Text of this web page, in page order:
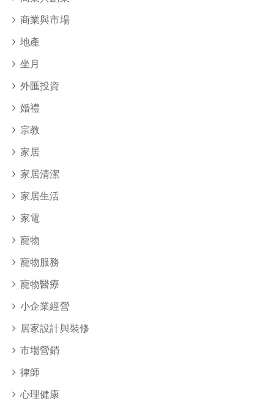
商業與市場
地產
坐月
外匯投資
婚禮
宗教
家居
家居清潔
家居生活
家電
寵物
寵物服務
寵物醫療
小企業經營
居家設計與裝修
市場營銷
律師
心理健康